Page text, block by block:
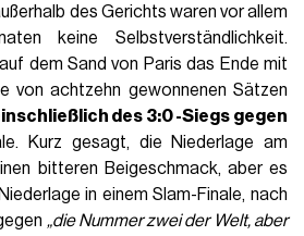
des Gerichts waren vor allem
keine Selbstverständlichkeit.
dem Sand von Paris das Ende mit
von achtzehn gewonnenen Sätzen
des 3:0 -Siegs gegen
Kurz gesagt, die Niederlage am
bitteren Beigeschmack, aber es
in einem Slam-Finale, nach
„die Nummer zwei der Welt, aber